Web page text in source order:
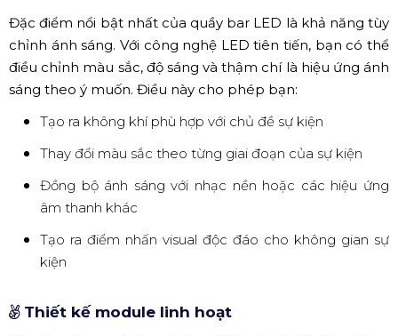
Đặc điểm nổi bật nhất của quầy bar LED là khả năng tùy
chỉnh ánh sáng. Với công nghệ LED tiên tiến, bạn có thể
điều chỉnh màu sắc, độ sáng và thậm chí là hiệu ứng ánh
sáng theo ý muốn. Điều này cho phép bạn:
Tạo ra không khí phù hợp với chủ đề sự kiện
Thay đổi màu sắc theo từng giai đoạn của sự kiện
Đồng bộ ánh sáng với nhạc nền hoặc các hiệu ứng
âm thanh khác
Tạo ra điểm nhấn visual độc đáo cho không gian sự
kiện
Thiết kế module linh hoạt